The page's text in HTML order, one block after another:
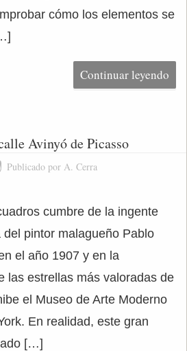
cómo los elementos se
Continuar leyendo
Avinyó de Picasso
Publicado por A. Cerra
cumbre de la ingente
pintor malagueño Pablo
el año 1907 y en la
las estrellas más valoradas de
el Museo de Arte Moderno
En realidad, este gran
[…]